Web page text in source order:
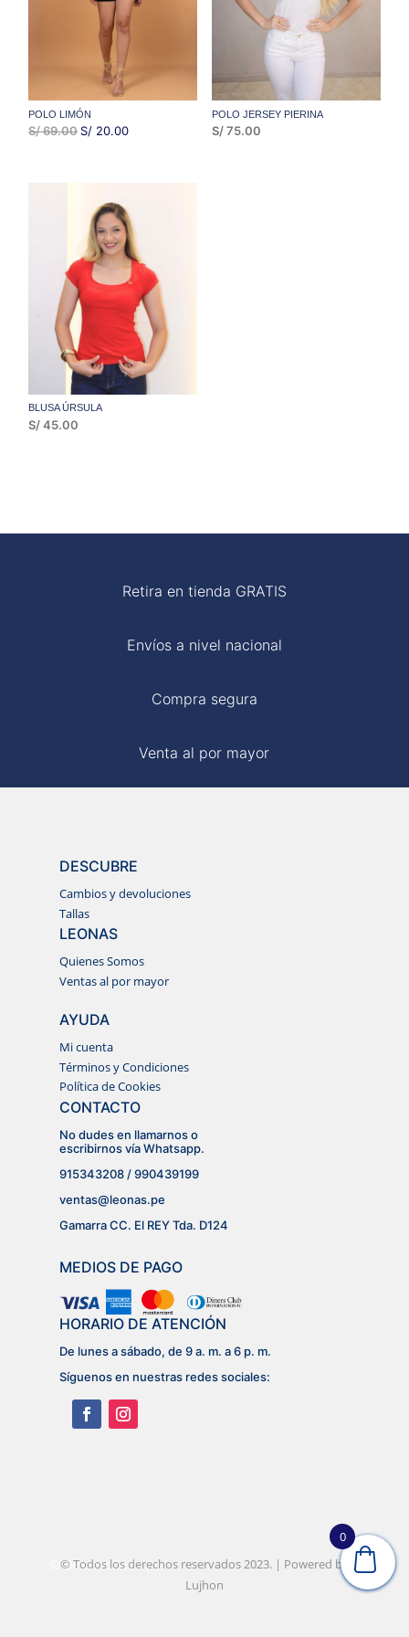
POLO LIMÓN
S/69.00 EL
ERA:
S/ 69.00.
S/ 20.00EL
S/ 20.00.
POLO JERSEY PIERINA
S/75.00
BLUSA ÚRSULA
S/45.00
Retira en tienda GRATIS
Envíos a nivel nacional
Compra segura
Venta al por mayor
DESCUBRE
Cambios y devoluciones
Tallas
LEONAS
Quienes Somos
Ventas al por mayor
AYUDA
Mi cuenta
Términos y Condiciones
Política de Cookies
CONTACTO
No dudes en llamarnos o
escribirnos vía Whatsapp.
915343208 / 990439199
ventas@leonas.pe
Gamarra CC. El REY Tda. D124
MEDIOS DE PAGO
HORARIO DE ATENCIÓN
De lunes a sábado, de 9 a. m. a 6 p. m.
Síguenos en nuestras redes sociales:
© Desarrollado porLujhon – Agencia de Marketing
Digital
© Todos los derechos reservados 2023. | Powered by
Lujhon
0